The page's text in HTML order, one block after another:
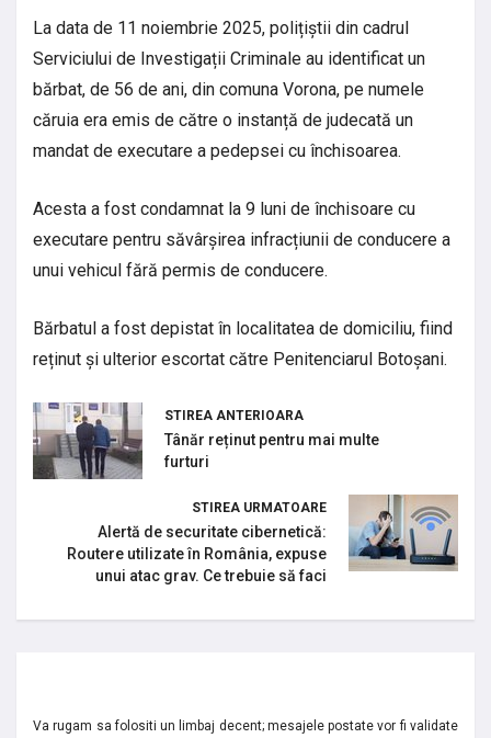
La data de 11 noiembrie 2025, polițiștii din cadrul
Serviciului de Investigații Criminale au identificat un
bărbat, de 56 de ani, din comuna Vorona, pe numele
căruia era emis de către o instanță de judecată un
mandat de executare a pedepsei cu închisoarea.
Acesta a fost condamnat la 9 luni de închisoare cu
executare pentru săvârșirea infracțiunii de conducere a
unui vehicul fără permis de conducere.
Bărbatul a fost depistat în localitatea de domiciliu, fiind
reținut și ulterior escortat către Penitenciarul Botoșani.
STIREA ANTERIOARA
Tânăr reținut pentru mai multe
furturi
STIREA URMATOARE
Alertă de securitate cibernetică:
Routere utilizate în România, expuse
unui atac grav. Ce trebuie să faci
Va rugam sa folositi un limbaj decent; mesajele postate vor fi validate